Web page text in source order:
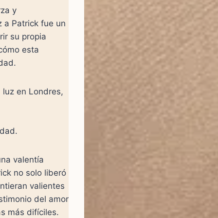
y
a Patrick fue un
su propia
esta
en Londres,
valentía
no solo liberó
valientes
del amor
más difíciles.